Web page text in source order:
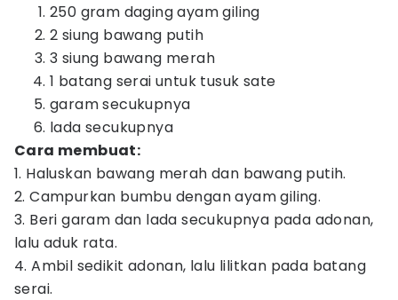
250 gram daging ayam giling
2 siung bawang putih
3 siung bawang merah
1 batang serai untuk tusuk sate
garam secukupnya
lada secukupnya
Cara membuat:
1. Haluskan bawang merah dan bawang putih.
2. Campurkan bumbu dengan ayam giling.
3. Beri garam dan lada secukupnya pada adonan,
lalu aduk rata.
4. Ambil sedikit adonan, lalu lilitkan pada batang
serai.